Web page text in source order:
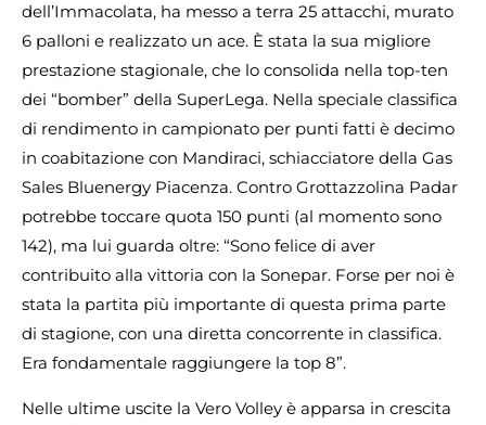
dell’Immacolata, ha messo a terra 25 attacchi, murato
6 palloni e realizzato un ace. È stata la sua migliore
prestazione stagionale, che lo consolida nella top-ten
dei “bomber” della SuperLega. Nella speciale classifica
di rendimento in campionato per punti fatti è decimo
in coabitazione con Mandiraci, schiacciatore della Gas
Sales Bluenergy Piacenza. Contro Grottazzolina Padar
potrebbe toccare quota 150 punti (al momento sono
142), ma lui guarda oltre: “Sono felice di aver
contribuito alla vittoria con la Sonepar. Forse per noi è
stata la partita più importante di questa prima parte
di stagione, con una diretta concorrente in classifica.
Era fondamentale raggiungere la top 8”.
Nelle ultime uscite la Vero Volley è apparsa in crescita